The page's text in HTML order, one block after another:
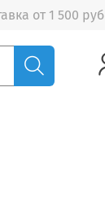
от 1 500 руб